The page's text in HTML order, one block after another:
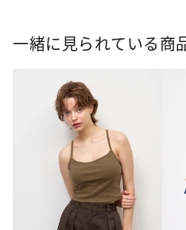
一緒に見られている商